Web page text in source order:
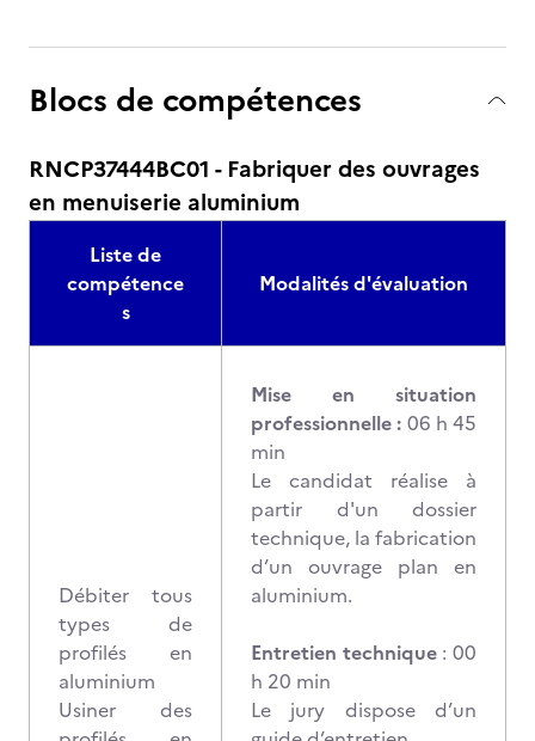
Blocs de compétences
RNCP37444BC01 - Fabriquer des ouvrages
en menuiserie aluminium
Liste de
compétence
s
Modalités d'évaluation
Débiter tous
types de
profilés en
aluminium
Usiner des
Mise en situation
professionnelle : 06 h 45
min
Le candidat réalise à
partir d'un dossier
technique, la fabrication
d’un ouvrage plan en
aluminium.
Entretien technique: 00
h 20 min
Le jury dispose d’un